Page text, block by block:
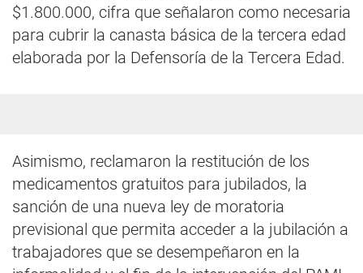
$1.800.000, cifra que señalaron como necesaria
para cubrir la canasta básica de la tercera edad
elaborada por la Defensoría de la Tercera Edad.
Asimismo, reclamaron la restitución de los
medicamentos gratuitos para jubilados, la
sanción de una nueva ley de moratoria
previsional que permita acceder a la jubilación a
trabajadores que se desempeñaron en la